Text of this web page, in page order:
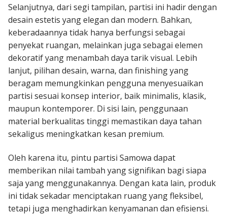
Selanjutnya, dari segi tampilan, partisi ini hadir dengan
desain estetis yang elegan dan modern. Bahkan,
keberadaannya tidak hanya berfungsi sebagai
penyekat ruangan, melainkan juga sebagai elemen
dekoratif yang menambah daya tarik visual. Lebih
lanjut, pilihan desain, warna, dan finishing yang
beragam memungkinkan pengguna menyesuaikan
partisi sesuai konsep interior, baik minimalis, klasik,
maupun kontemporer. Di sisi lain, penggunaan
material berkualitas tinggi memastikan daya tahan
sekaligus meningkatkan kesan premium.
Oleh karena itu, pintu partisi Samowa dapat
memberikan nilai tambah yang signifikan bagi siapa
saja yang menggunakannya. Dengan kata lain, produk
ini tidak sekadar menciptakan ruang yang fleksibel,
tetapi juga menghadirkan kenyamanan dan efisiensi.